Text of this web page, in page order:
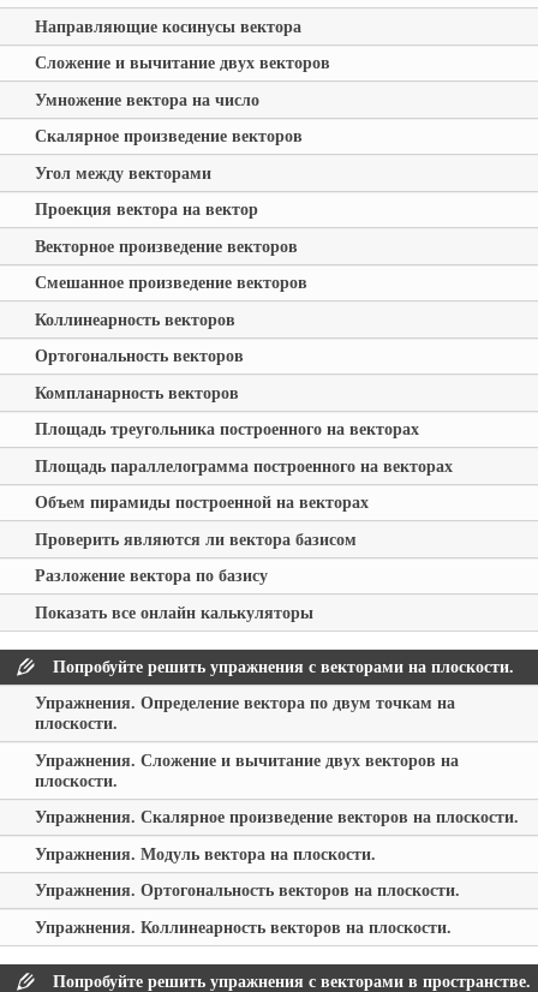
Направляющие косинусы вектора
Сложение и вычитание двух векторов
Умножение вектора на число
Скалярное произведение векторов
Угол между векторами
Проекция вектора на вектор
Векторное произведение векторов
Смешанное произведение векторов
Коллинеарность векторов
Ортогональность векторов
Компланарность векторов
Площадь треугольника построенного на векторах
Площадь параллелограмма построенного на векторах
Объем пирамиды построенной на векторах
Проверить являются ли вектора базисом
Разложение вектора по базису
Показать все онлайн калькуляторы
Попробуйте решить упражнения с векторами на плоскости.
Упражнения. Определение вектора по двум точкам на
плоскости.
Упражнения. Сложение и вычитание двух векторов на
плоскости.
Упражнения. Скалярное произведение векторов на плоскости.
Упражнения. Модуль вектора на плоскости.
Упражнения. Ортогональность векторов на плоскости.
Упражнения. Коллинеарность векторов на плоскости.
Попробуйте решить упражнения с векторами в пространстве.